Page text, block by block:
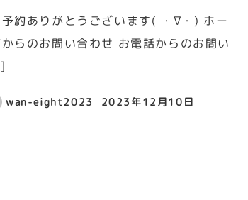
約ありがとうございます( ・∇・) ホー
らのお問い合わせ お電話からのお問い
wan-eight2023 2023年12月10日